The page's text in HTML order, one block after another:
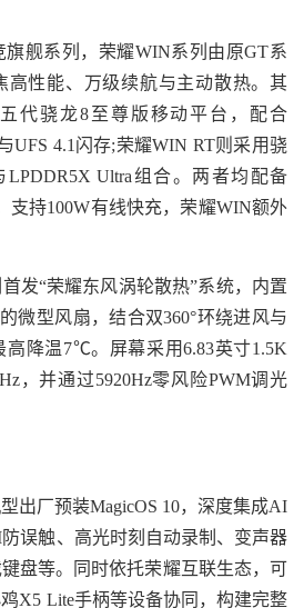
舰系列，荣耀WIN系列由原GT系
高性能、万级续航与主动散热。其
代骁龙8至尊版移动平台，配合
UFS 4.1闪存;荣耀WIN RT则采用骁
Ultra组合。两者均配备
支持100W有线快充，荣耀WIN额外
“荣耀东风涡轮散热”系统，内置
微型风扇，结合双360°环绕进风与
高降温7℃。屏幕采用6.83英寸1.5K
，并通过5920Hz零风险PWM调光
厂预装MagicOS 10，深度集成AI
误触、高光时刻自动录制、变声器
盘等。同时依托荣耀互联生态，可
X5 Lite手柄等设备协同，构建完整